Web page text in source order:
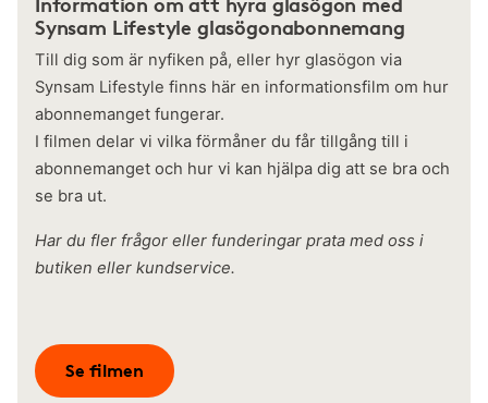
Synsam Lifestyle glasögonabonnemang
Till dig som är nyfiken på, eller hyr glasögon via
Synsam Lifestyle finns här en informationsfilm om hur
abonnemanget fungerar.
I filmen delar vi vilka förmåner du får tillgång till i
abonnemanget och hur vi kan hjälpa dig att se bra och
se bra ut.
Har du fler frågor eller funderingar prata med oss i
butiken eller kundservice.
Se filmen